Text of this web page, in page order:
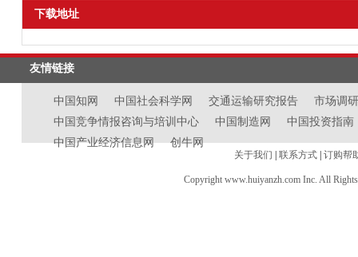
下载地址
友情链接
中国知网 中国社会科学网 交通运输研究报告
市场调
中国竞争情报咨询与培训中心
中国制造网
中国投资指南
中国产业经济信息网
创牛网
关于我们 联系方式 订购帮
Copyright www.huiyanzh.com Inc. All